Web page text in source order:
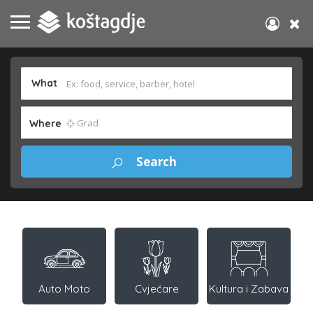
What
Where
Auto Moto Cvjećare Kultura i Zabava